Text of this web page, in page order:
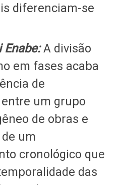
diferenciam-se
Enabe:A divisão
em fases acaba
de
um grupo
de obras e
um
cronológico que
das